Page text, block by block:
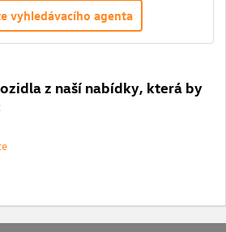
vyhledávacího agenta
z naší nabídky, která by